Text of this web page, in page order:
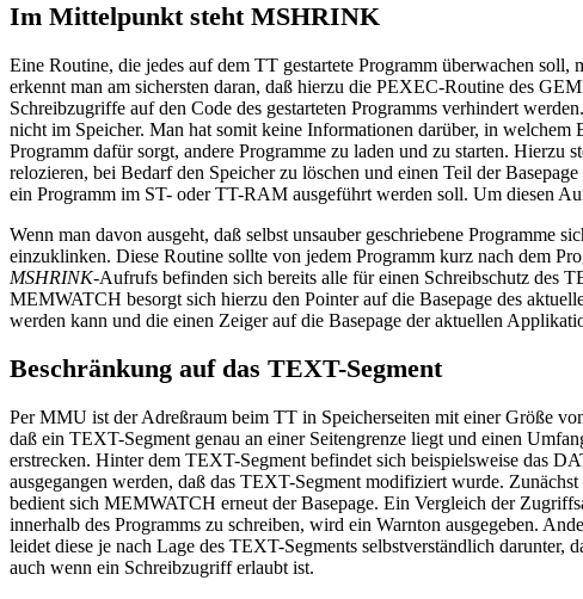
Im Mittelpunkt steht MSHRINK
Eine Routine, die jedes auf dem TT gestartete Programm überwachen
erkennt man am sichersten daran, daß hierzu die PEXEC-Routine des
Schreibzugriffe auf den Code des gestarteten Programms verhindert
nicht im Speicher. Man hat somit keine Informationen darüber, in
Programm dafür sorgt, andere Programme zu laden und zu starten.
relozieren, bei Bedarf den Speicher zu löschen und einen Teil der
ein Programm im ST- oder TT-RAM ausgeführt werden soll. Um diesen
Wenn man davon ausgeht, daß selbst unsauber geschriebene Programme
einzuklinken. Diese Routine sollte von jedem Programm kurz nach dem
MSHRINK-Aufrufs befinden sich bereits alle für einen Schreibschutz des
MEMWATCH besorgt sich hierzu den Pointer auf die Basepage des
werden kann und die einen Zeiger auf die Basepage der aktuellen
Beschränkung auf das TEXT-Segment
Per MMU ist der Adreßraum beim TT in Speicherseiten mit einer Größe
daß ein TEXT-Segment genau an einer Seitengrenze liegt und einen
erstrecken. Hinter dem TEXT-Segment befindet sich beispielsweise das
ausgegangen werden, daß das TEXT-Segment modifiziert wurde.
bedient sich MEMWATCH erneut der Basepage. Ein Vergleich der
innerhalb des Programms zu schreiben, wird ein Warnton ausgegeben.
leidet diese je nach Lage des TEXT-Segments selbstverständlich
auch wenn ein Schreibzugriff erlaubt ist.